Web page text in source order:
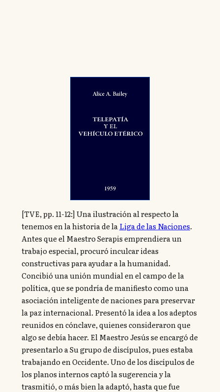
[TVE, pp. 11-12:] Una ilustración al respecto la
tenemos en la historia de la Liga de las Naciones.
Antes que el Maestro Serapis emprendiera un
trabajo especial, procuró inculcar ideas
constructivas para ayudar a la humanidad.
Concibió una unión mundial en el campo de la
política, que se pondría de manifiesto como una
asociación inteligente de naciones para preservar
la paz internacional. Presentó la idea a los adeptos
reunidos en cónclave, quienes consideraron que
algo se debía hacer. El Maestro Jesús se encargó de
presentarlo a Su grupo de discípulos, pues estaba
trabajando en Occidente. Uno de los discípulos de
los planos internos captó la sugerencia y la
trasmitió, o más bien la adaptó, hasta que fue